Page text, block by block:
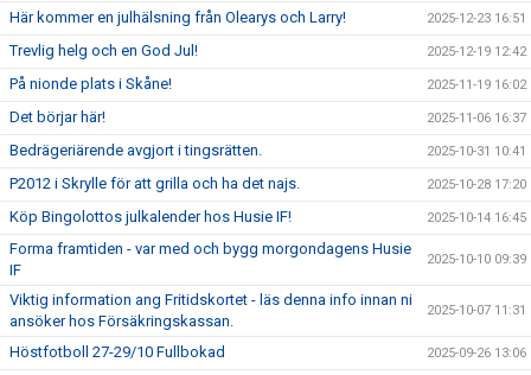
Här kommer en julhälsning från Olearys och Larry! 2025-12-23 16:51
Trevlig helg och en God Jul! 2025-12-19 12:42
På nionde plats i Skåne! 2025-11-19 16:02
Det börjar här! 2025-11-06 16:37
Bedrägeriärende avgjort i tingsrätten. 2025-10-31 10:41
P2012 i Skrylle för att grilla och ha det najs. 2025-10-28 17:20
Köp Bingolottos julkalender hos Husie IF! 2025-10-14 16:45
Forma framtiden - var med och bygg morgondagens Husie
IF
2025-10-10 09:39
Viktig information ang Fritidskortet - läs denna info innan ni
ansöker hos Försäkringskassan.
2025-10-07 11:31
Höstfotboll 27-29/10 Fullbokad 2025-09-26 13:06